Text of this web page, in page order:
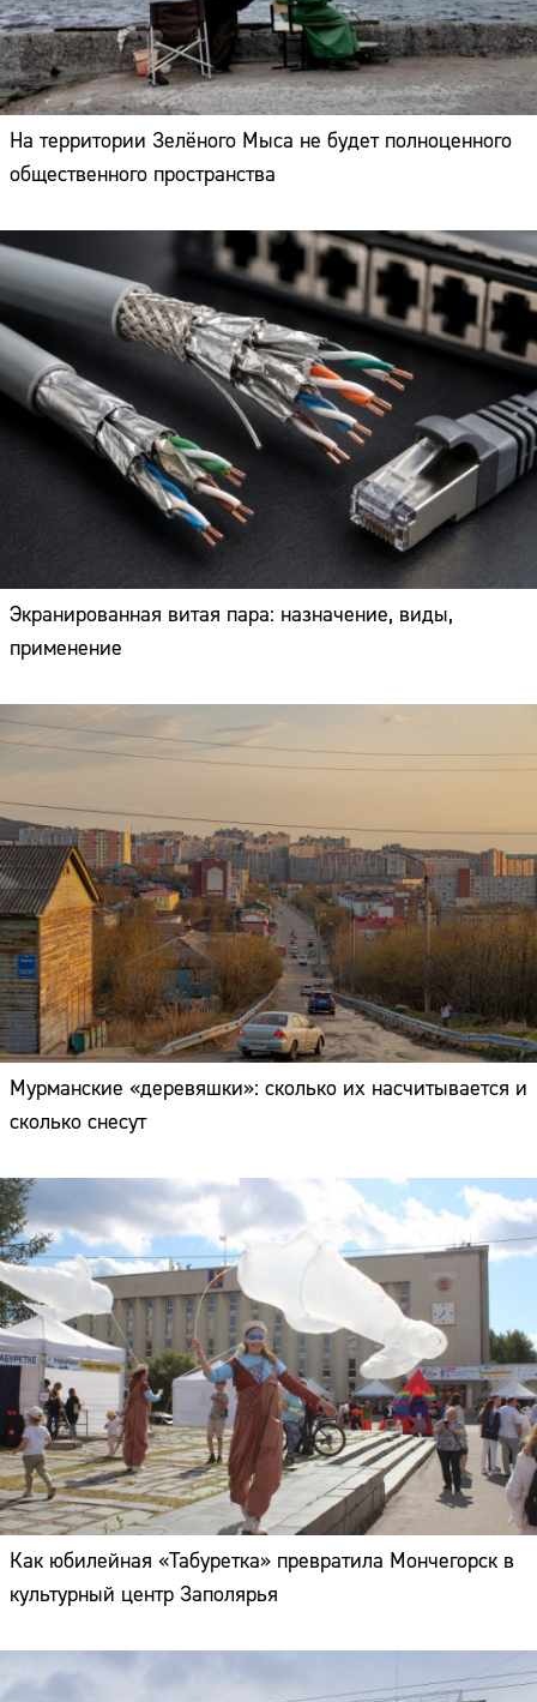
На территории Зелёного Мыса не будет полноценного
общественного пространства
Экранированная витая пара: назначение, виды,
применение
Мурманские «деревяшки»: сколько их насчитывается и
сколько снесут
Как юбилейная «Табуретка» превратила Мончегорск в
культурный центр Заполярья